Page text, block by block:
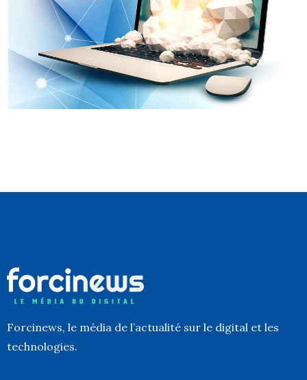
Forcinews, le média de l’actualité sur le digital et les
technologies.